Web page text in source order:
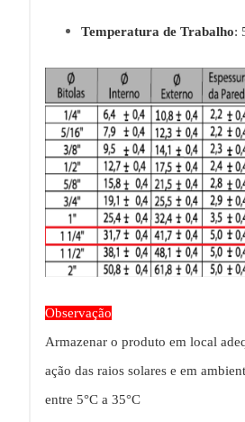
Temperatura de Trabalho:
Observação
Armazenar o produto em local
ação das raios solares e em
entre 5°C a 35°C